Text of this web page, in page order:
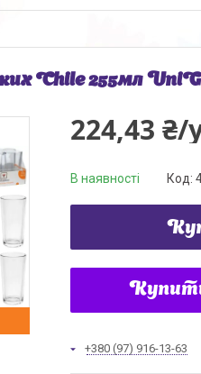
Chile 255мл
224,43
В наявності Код:
+380 (97) 916-13-63